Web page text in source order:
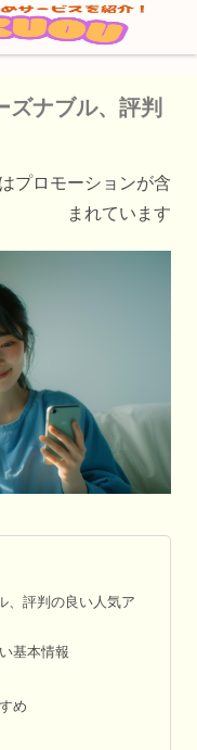
ズナブル、評判
プロモーションが含
まれています
、評判の良い人気ア
基本情報
め